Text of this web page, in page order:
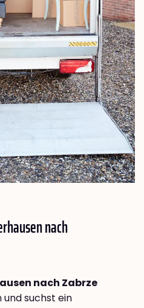
nach
nach Zabrze
und suchst ein